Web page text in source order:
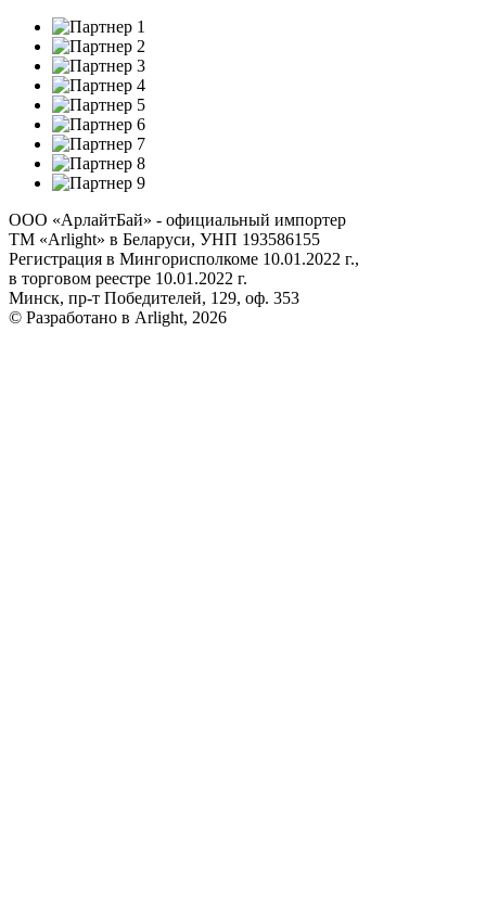
ООО «АрлайтБай» - официальный импортер
ТМ «Arlight» в Беларуси, УНП 193586155
Регистрация в Мингорисполкоме 10.01.2022 г.,
в торговом реестре 10.01.2022 г.
Минск, пр-т Победителей, 129, оф. 353
© Разработано в Arlight, 2026